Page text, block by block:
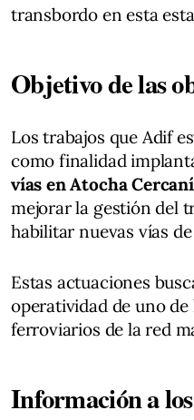
transbordo en esta
Objetivo de las
Los trabajos que Adif
como finalidad
vías en Atocha
mejorar la gestión del
habilitar nuevas vías
Estas actuaciones
operatividad de uno
ferroviarios de la red
Información a